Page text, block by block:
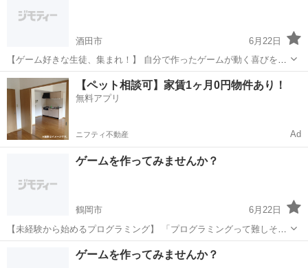
酒田市
6月22日
【ゲーム好きな生徒、集まれ！】 自分で作ったゲームが動く喜びを体
験しよう。 ゲーム制作コースの内容 Scratchという初心者向けプログ
ラミング言語を使って、 シューティングゲームやアクションゲームな
どを製...
山形 酒田市 プログラミング 表現力
【ペット相談可】家賃1ヶ月0円物件あり！
無料アプリ
ニフティ不動産 Ad
ゲームを作ってみませんか？
鶴岡市
6月22日
【未経験から始めるプログラミング】 「プログラミングって難しそ
う...」そんなイメージを払拭します！ 当塾が選ばれる理由 初心者向け
プログラミング 未経験
ゲームを作ってみませんか？